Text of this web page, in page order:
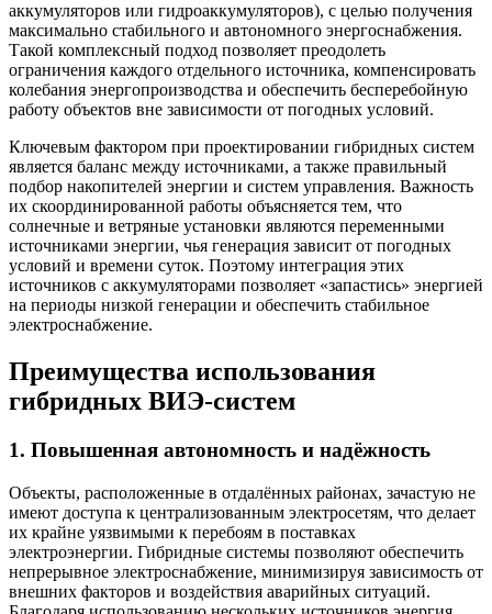
аккумуляторов или гидроаккумуляторов), с целью получения
максимально стабильного и автономного энергоснабжения.
Такой комплексный подход позволяет преодолеть
ограничения каждого отдельного источника, компенсировать
колебания энергопроизводства и обеспечить бесперебойную
работу объектов вне зависимости от погодных условий.
Ключевым фактором при проектировании гибридных систем
является баланс между источниками, а также правильный
подбор накопителей энергии и систем управления. Важность
их скоординированной работы объясняется тем, что
солнечные и ветряные установки являются переменными
источниками энергии, чья генерация зависит от погодных
условий и времени суток. Поэтому интеграция этих
источников с аккумуляторами позволяет «запастись» энергией
на периоды низкой генерации и обеспечить стабильное
электроснабжение.
Преимущества использования
гибридных ВИЭ-систем
1. Повышенная автономность и надёжность
Объекты, расположенные в отдалённых районах, зачастую не
имеют доступа к централизованным электросетям, что делает
их крайне уязвимыми к перебоям в поставках
электроэнергии. Гибридные системы позволяют обеспечить
непрерывное электроснабжение, минимизируя зависимость от
внешних факторов и воздействия аварийных ситуаций.